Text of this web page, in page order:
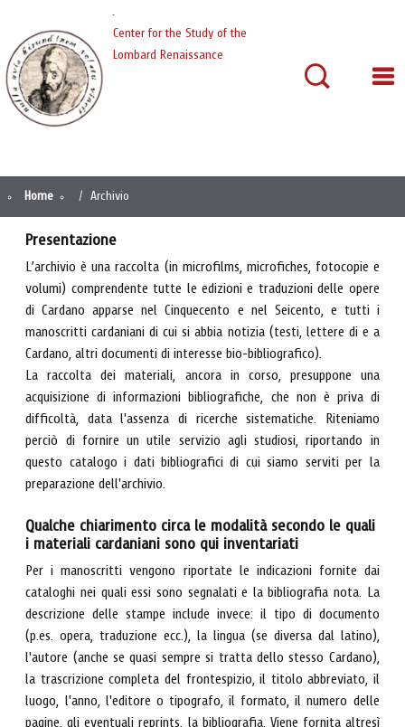
Center for the Study of the
Lombard Renaissance
Home Archivio
Presentazione
L’archivio è una raccolta (in microfilms, microfiches, fotocopie e
volumi) comprendente tutte le edizioni e traduzioni delle opere
di Cardano apparse nel Cinquecento e nel Seicento, e tutti i
manoscritti cardaniani di cui si abbia notizia (testi, lettere di e a
Cardano, altri documenti di interesse bio-bibliografico).
La raccolta dei materiali, ancora in corso, presuppone una
acquisizione di informazioni bibliografiche, che non è priva di
difficoltà, data l'assenza di ricerche sistematiche. Riteniamo
perciò di fornire un utile servizio agli studiosi, riportando in
questo catalogo i dati bibliografici di cui siamo serviti per la
preparazione dell'archivio.
Qualche chiarimento circa le modalità secondo le quali
i materiali cardaniani sono qui inventariati
Per i manoscritti vengono riportate le indicazioni fornite dai
cataloghi nei quali essi sono segnalati e la bibliografia nota. La
descrizione delle stampe include invece: il tipo di documento
(p.es. opera, traduzione ecc.), la lingua (se diversa dal latino),
l'autore (anche se quasi sempre si tratta dello stesso Cardano),
la trascrizione completa del frontespizio, il titolo abbreviato, il
luogo, l'anno, l'editore o tipografo, il formato, il numero delle
pagine, gli eventuali reprints, la bibliografia. Viene fornita altresì